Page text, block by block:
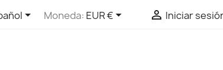
 Moneda: EUR €  Iniciar